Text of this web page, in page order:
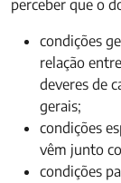
perceber que o
condições
relação
deveres de
gerais;
condições
vêm junto
condições